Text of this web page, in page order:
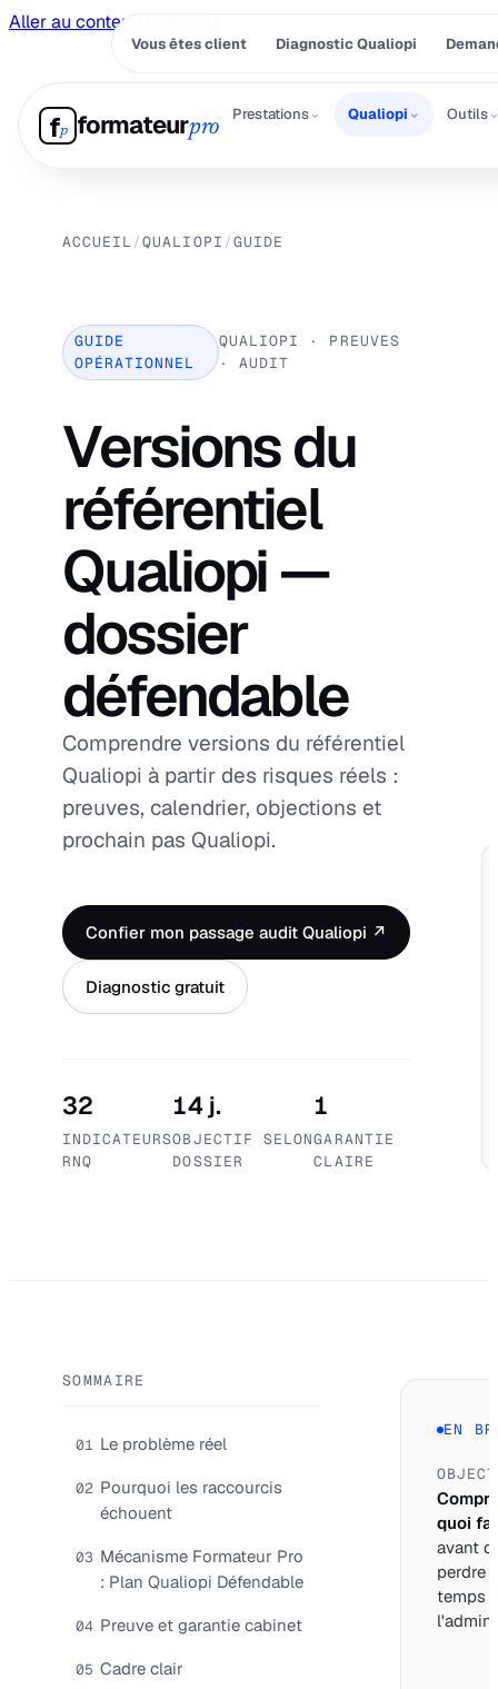
Aller au contenu principal
Vous êtes client Diagnostic Qualiopi
fp formateurpro
Prestations⌄ Qualiopi ⌄ Outils
ACCUEIL /QUALIOPI /GUIDE
GUIDE
OPÉRATIONNEL
QUALIOPI · PREUVES
· AUDIT
Versions du
référentiel
Qualiopi —
dossier
défendable
Comprendre versions du référentiel
Qualiopi à partir des risques réels :
preuves, calendrier, objections et
prochain pas Qualiopi.
Confier mon passage audit Qualiopi ↗
Diagnostic gratuit
32
INDICATEURS
RNQ
14 j.
OBJECTIF SELON
DOSSIER
1
GARANTIE
CLAIRE
SOMMAIRE
01 Le problème réel
02 Pourquoi les raccourcis
échouent
03 Mécanisme Formateur Pro
: Plan Qualiopi Défendable
04 Preuve et garantie cabinet
05 Cadre clair
EN
quoi
avant
perdre
temps